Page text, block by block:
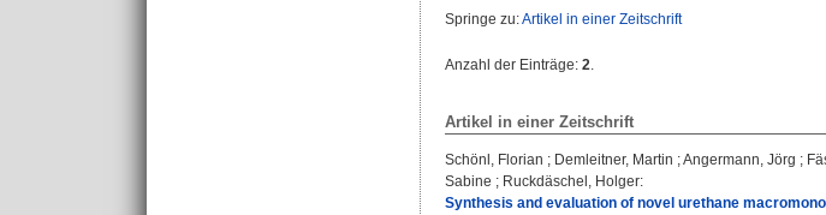
Springe zu:Artikel in einer Zeitschrift
Anzahl der Einträge: 2.
Artikel in einer Zeitschrift
Schönl, Florian ; Demleitner, Martin ;Angermann, Jörg ;
Sabine ; Ruckdäschel, Holger:
Synthesis and evaluation of novel urethane